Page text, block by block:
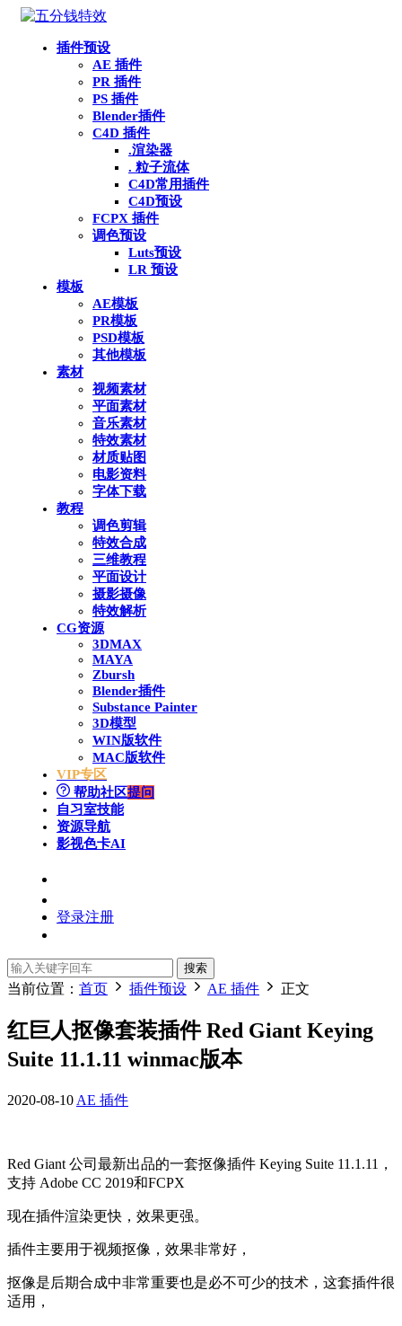
插件预设
AE 插件
PR 插件
PS 插件
Blender插件
C4D 插件
.渲染器
. 粒子流体
C4D常用插件
C4D预设
FCPX 插件
调色预设
Luts预设
LR 预设
模板
AE模板
PR模板
PSD模板
其他模板
素材
视频素材
平面素材
音乐素材
特效素材
材质贴图
电影资料
字体下载
教程
调色剪辑
特效合成
三维教程
平面设计
摄影摄像
特效解析
CG资源
3DMAX
MAYA
Zbursh
Blender插件
Substance Painter
3D模型
WIN版软件
MAC版软件
VIP专区
帮助社区提问
自习室技能
资源导航
影视色卡AI
登录注册
搜索
当前位置： 首页 插件预设 AE 插件 正文
红巨人抠像套装插件 Red Giant Keying
Suite 11.1.11 winmac版本
2020-08-10 AE 插件
Red Giant 公司最新出品的一套抠像插件 Keying Suite 11.1.11，
支持 Adobe CC 2019和FCPX
现在插件渲染更快，效果更强。
插件主要用于视频抠像，效果非常好，
抠像是后期合成中非常重要也是必不可少的技术，这套插件很
适用，